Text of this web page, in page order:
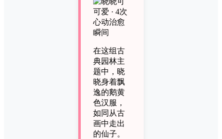
在这组古
典园林主
题中，晓
晓身着飘
逸的鹅黄
色汉服，
如同从古
画中走出
的仙子。